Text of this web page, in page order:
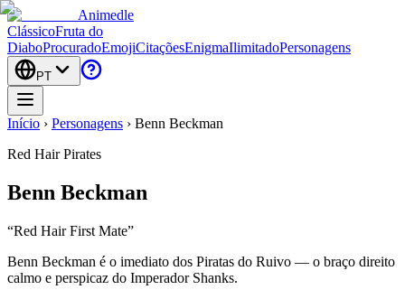
Animedle
ClássicoFruta do
DiaboProcuradoEmojiCitaçõesEnigmaIlimitadoPersonagens
PT
Início › Personagens › Benn Beckman
Red Hair Pirates
Benn Beckman
“Red Hair First Mate”
Benn Beckman é o imediato dos Piratas do Ruivo — o braço direito
calmo e perspicaz do Imperador Shanks.